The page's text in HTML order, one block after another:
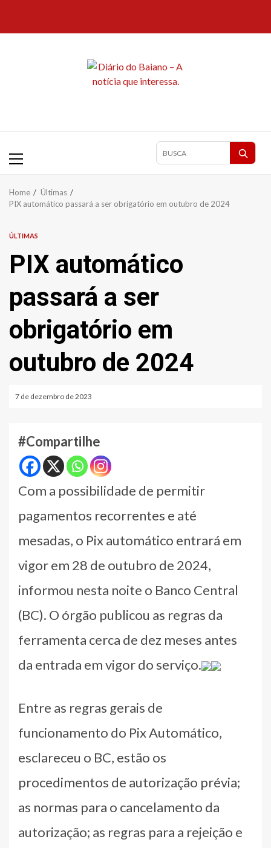
content
Primary
Pesquisar
Home
Últimas
PIX automático passará a ser obrigatório em outubro de 2024
ÚLTIMAS
PIX automático
passará a ser
obrigatório em
outubro de 2024
7 de dezembro de 2023
#Compartilhe
Com a possibilidade de permitir
pagamentos recorrentes e até
mesadas, o Pix automático entrará em
vigor em 28 de outubro de 2024,
informou nesta noite o Banco Central
(BC). O órgão publicou as regras da
ferramenta cerca de dez meses antes
da entrada em vigor do serviço.
Entre as regras gerais de
funcionamento do Pix Automático,
esclareceu o BC, estão os
procedimentos de autorização prévia;
as normas para o cancelamento da
autorização; as regras para a rejeição e